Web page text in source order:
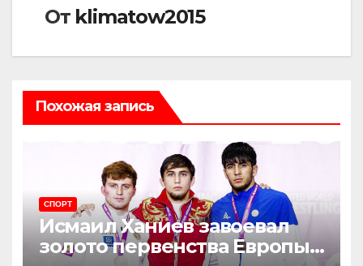
От klimatow2015
Похожая запись
СПОРТ
​Исмаил Ханиев завоевал
золото первенства Европы